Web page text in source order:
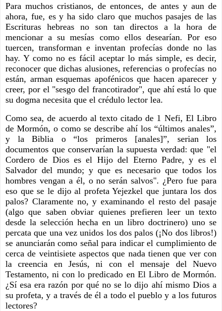
Para muchos cristianos, de entonces, de antes y aun de
ahora, fue, es y ha sido claro que muchos pasajes de las
Escrituras hebreas no son tan directos a la hora de
mencionar a su mesías como ellos desearían. Por eso
tuercen, transforman e inventan profecías donde no las
hay. Y como no es fácil aceptar lo más simple, es decir,
reconocer que dichas alusiones, referencias o profecías no
están, arman esquemas apofénicos que hacen aparecer y
creer, por el "sesgo del francotirador", que ahí está lo que
su dogma necesita que el crédulo lector lea.
Como sea, de acuerdo al texto citado de 1 Nefi, El Libro
de Mormón, o como se describe ahí los “últimos anales”,
y la Biblia o “los primeros [anales]”, serian los
documentos que conservarían la supuesta verdad: que "el
Cordero de Dios es el Hijo del Eterno Padre, y es el
Salvador del mundo; y que es necesario que todos los
hombres vengan a él, o no serán salvos". ¿Pero fue para
eso que se le dijo al profeta Yejezkel que juntara los dos
palos? Claramente no, y examinando el resto del pasaje
(algo que saben obviar quienes prefieren leer un texto
desde la selección hecha en un libro doctrinero) uno se
percata que una vez unidos los dos palos (¡No dos libros!)
se anunciarán como señal para indicar el cumplimiento de
cerca de veintisiete aspectos que nada tienen que ver con
la creencia en Jesús, ni con el mensaje del Nuevo
Testamento, ni con lo predicado en El Libro de Mormón.
¿Sí esa era razón por qué no se lo dijo ahí mismo Dios a
su profeta, y a través de él a todo el pueblo y a los futuros
lectores?